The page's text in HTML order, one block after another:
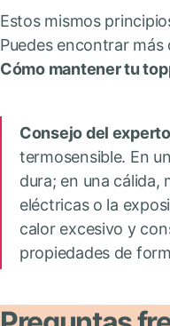
Estos mismos
Puedes encontrar
Cómo mantener tu
Consejo del
termosensible. En
dura; en una cálida,
eléctricas o la
calor excesivo y
propiedades de